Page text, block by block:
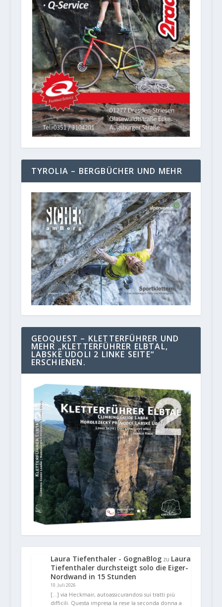
TYROLIA – BERGBÜCHER UND MEHR
GEOQUEST – KLETTERFÜHRER UND
MEHR „KLETTERFÜHRER ELBTAL,
LABSKE UDOLI 2 LINKE SEITE“
ERSCHIENEN.
Laura Tiefenthaler - GognaBlogzu Laura
Tiefenthaler durchsteigt solo die Eiger-
Nordwand in 15 Stunden
10. Juli 2026
[…] via Heckmair, autoassicurandosi sui tratti più
difficili. Questa impresa la rese la seconda donna a